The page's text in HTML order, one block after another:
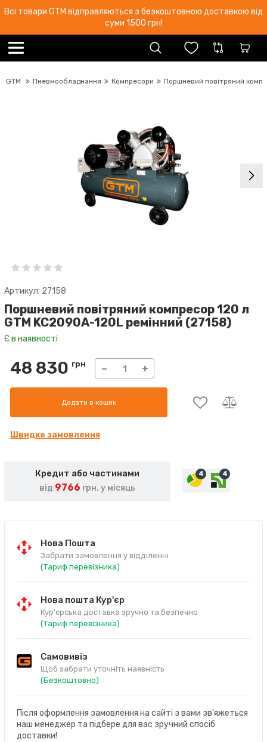
Всі товари GTM відправляються з безкоштовною доставкою від
суми 1500 грн!
GTM Пневмообладнання Компресори Поршневий повітряний
Артикул: 27158
Поршневий повітряний компресор 120 л
GTM KC2090A-120L ремінний (27158)
Є в наявності
48 830 грн − +
Додати в кошик
Швидке замовлення
Кредит або частинами
від 9766 грн. у місяць
4 4
Нова Пошта
Забрати замовлення у відділенні
(Тариф перевізника)
Нова пошта Кур'єр
Кур'єрська доставка зручно та безпечно
(Тариф перевізника)
Самовивіз
Щоб забрати уточніть наявність
(Безкоштовно)
Після оформлення замовлення на сайті з вами зв'яжеться
наш менеджер та підбере для вас зручний спосіб
доставки!